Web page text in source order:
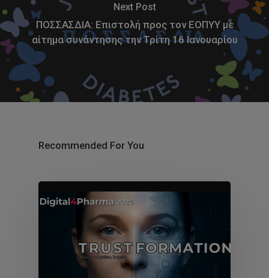
Next Post
ΠΟΣΣΑΣΔΙΑ: Επιστολή προς τον ΕΟΠΥΥ με
αίτημα συνάντησης την Τρίτη 16 Ιανουαρίου
Recommended For You